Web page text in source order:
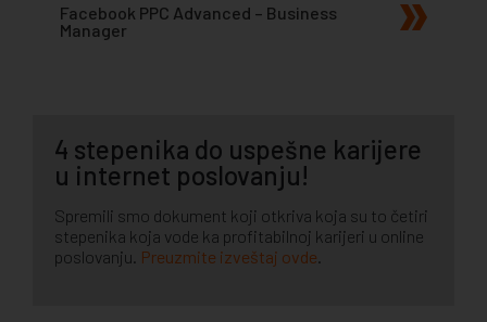
Facebook PPC Advanced – Business
Manager
4 stepenika do uspešne karijere
u internet poslovanju!
Spremili smo dokument koji otkriva koja su to četiri
stepenika koja vode ka profitabilnoj karijeri u online
poslovanju. Preuzmite izveštaj ovde